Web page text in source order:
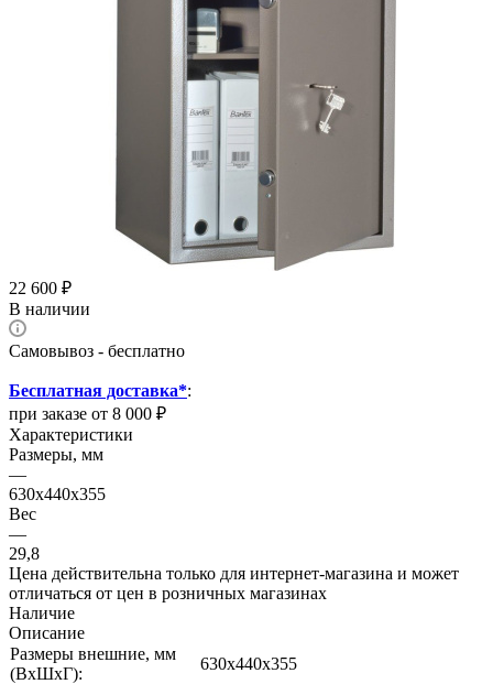
22 600 ₽
В наличии
Самовывоз - бесплатно
Бесплатная доставка*:
при заказе от 8 000 ₽
Характеристики
Размеры, мм
—
630x440x355
Вес
—
29,8
Цена действительна только для интернет-магазина и может
отличаться от цен в розничных магазинах
Наличие
Описание
Размеры внешние, мм
(ВхШхГ):
630x440x355